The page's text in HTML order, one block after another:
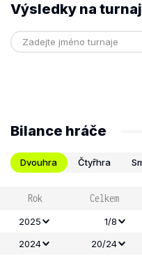
Výsledky na
Bilance hráče
Dvouhra Čtyřhra
Rok Celkem
2025 1/8
2024
20/24